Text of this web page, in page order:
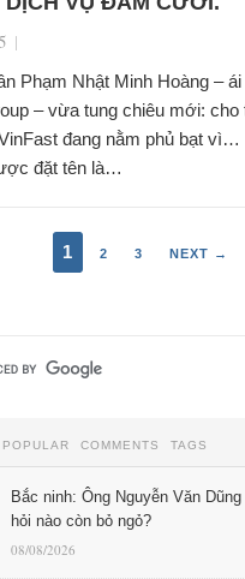
|
Phạm Nhật Minh Hoàng –
– vừa tung chiêu mới:
đang nằm phủ bạt vì…
đặt tên là…
1 2 3 NEXT →
POPULAR COMMENTS TAGS
Bắc ninh: Ông Nguyễn Văn
hỏi nào còn bỏ ngỏ?
08/08/2026